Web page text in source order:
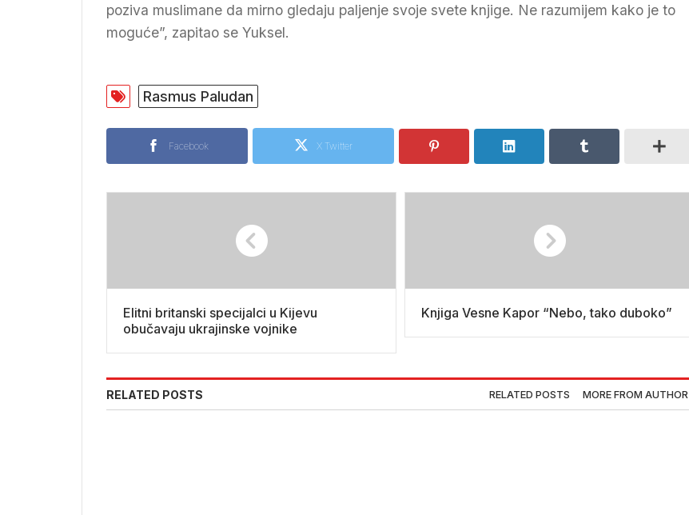
poziva muslimane da mirno gledaju paljenje svoje svete knjige. Ne razumijem kako je to
moguće”, zapitao se Yuksel.
Rasmus Paludan
Facebook X Twitter
Elitni britanski specijalci u Kijevu
obučavaju ukrajinske vojnike
Knjiga Vesne Kapor “Nebo, tako duboko”
RELATED POSTS RELATED POSTS MORE FROM AUTHOR